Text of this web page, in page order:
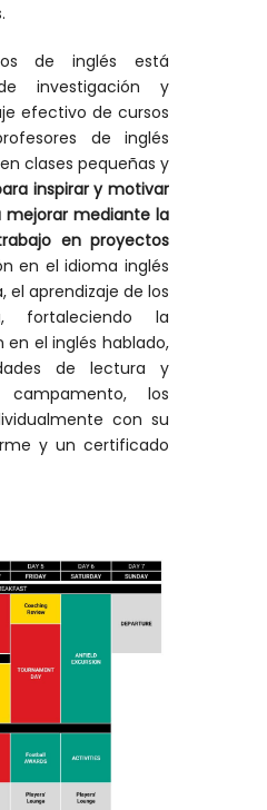
de inglés está
investigación y
efectivo de cursos
de inglés
clases pequeñas y
inspirar y motivar
mejorar mediante la
en proyectos
en el idioma inglés
el aprendizaje de los
fortaleciendo la
el inglés hablado,
de lectura y
los
con su
y un certificado